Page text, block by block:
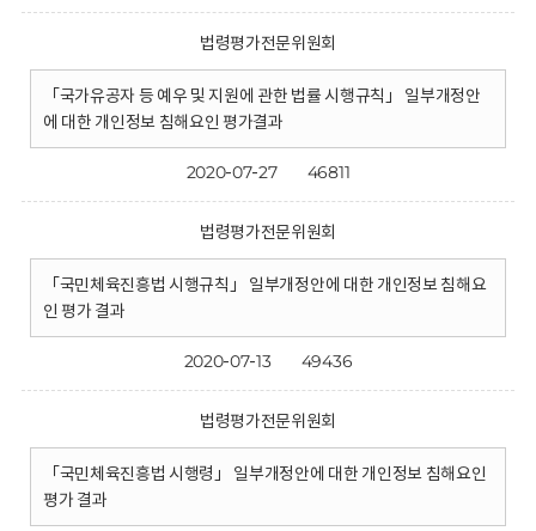
법령평가전문위원회
「국가유공자 등 예우 및 지원에 관한 법률 시행규칙」 일부개정안
에 대한 개인정보 침해요인 평가결과
2020-07-27 46811
법령평가전문위원회
「국민체육진흥법 시행규칙」 일부개정안에 대한 개인정보 침해요
인 평가 결과
2020-07-13 49436
법령평가전문위원회
「국민체육진흥법 시행령」 일부개정안에 대한 개인정보 침해요인
평가 결과